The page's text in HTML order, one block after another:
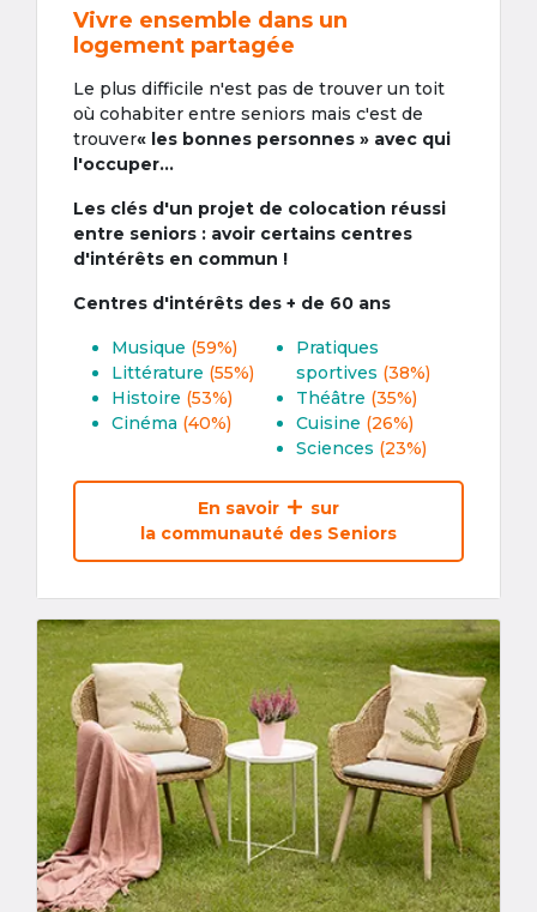
Vivre ensemble dans un
logement partagée
Le plus difficile n'est pas de trouver un toit
où cohabiter entre seniors mais c'est de
trouver« les bonnes personnes » avec qui
l'occuper...
Les clés d'un projet de colocation réussi
entre seniors : avoir certains centres
d'intérêts en commun !
Centres d'intérêts des + de 60 ans
Musique (59%)
Littérature (55%)
Histoire (53%)
Cinéma (40%)
Pratiques
sportives (38%)
Théâtre (35%)
Cuisine (26%)
Sciences (23%)
En savoir
sur
la communauté des Seniors